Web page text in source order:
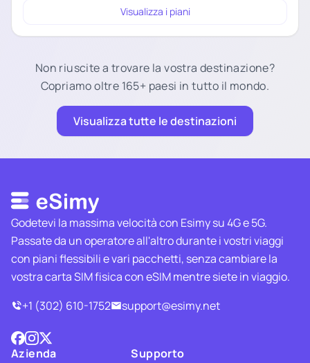
Visualizza i piani
Non riuscite a trovare la vostra destinazione?
Copriamo oltre 165+ paesi in tutto il mondo.
Visualizza tutte le destinazioni
Godetevi la massima velocità con Esimy su 4G e 5G.
Passate da un operatore all'altro durante i vostri viaggi
con piani flessibili e vari pacchetti, senza cambiare la
vostra carta SIM fisica con eSIM mentre siete in viaggio.
+1 (302) 610-1752
support@esimy.net
Azienda Supporto